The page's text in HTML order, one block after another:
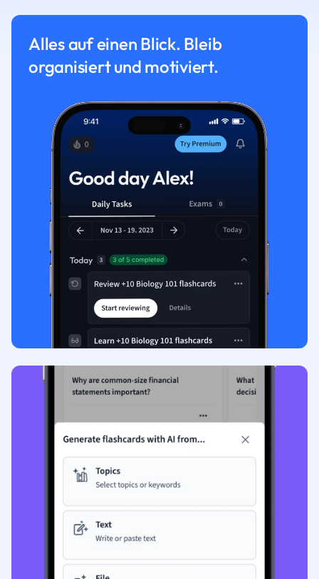
Alles auf einen Blick. Bleib
organisiert und motiviert.